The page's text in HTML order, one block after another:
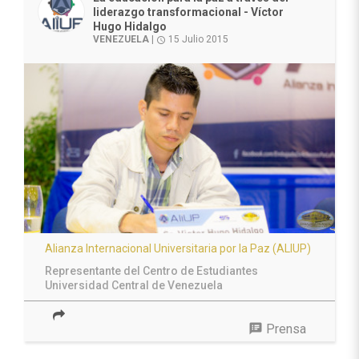
liderazgo transformacional - Víctor
Hugo Hidalgo
VENEZUELA access_time 15 Julio 2015
Alianza Internacional Universitaria por la Paz (ALIUP)
Representante del Centro de Estudiantes
Universidad Central de Venezuela
speaker_notes Prensa